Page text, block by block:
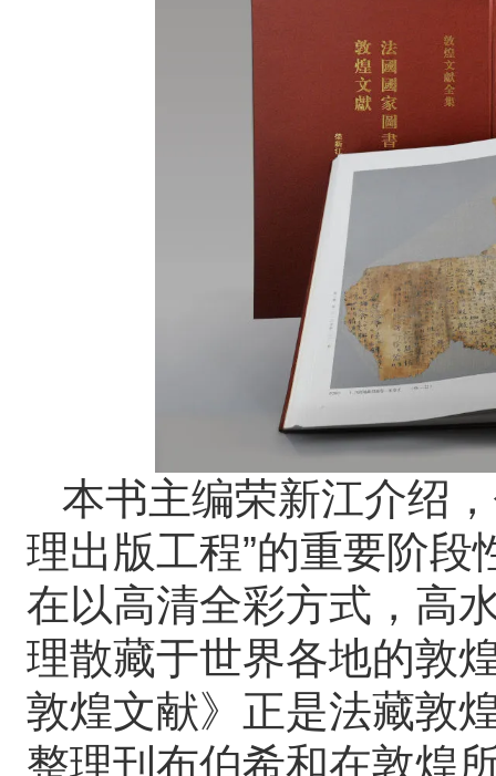
本书主编荣新江介绍
理出版工程”的重要阶
在以高清全彩方式，高
理散藏于世界各地的敦
敦煌文献》正是法藏敦
整理刊布伯希和在敦煌